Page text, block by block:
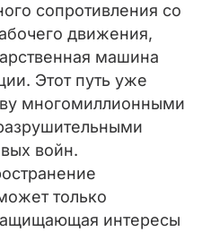
сопротивления со
движения,
машина
Этот путь уже
многомиллионными
войн.
только
интересы